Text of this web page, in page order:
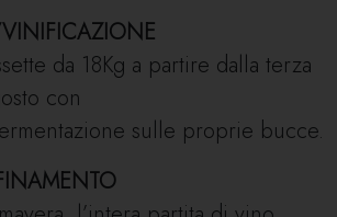
da 18Kg a partire dalla terza
con
sulle proprie bucce.